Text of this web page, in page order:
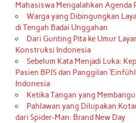
Mahasiswa Mengalahkan Agenda
Warga yang Dibingungkan
di Tengah Badai Unggahan
Dari Gunting Pita ke Umur
Konstruksi Indonesia
Sebelum Kata Menjadi Luka:
Pasien BPJS dan Panggilan
Indonesia
Ketika Tangan yang
Pahlawan yang Dilupakan
dari Spider-Man: Brand New Day